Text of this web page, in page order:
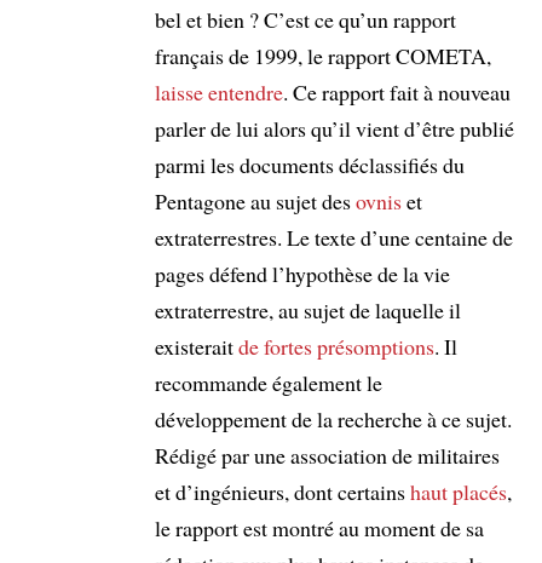
bel et bien ? C’est ce qu’un rapport
français de 1999, le rapport COMETA,
laisse entendre. Ce rapport fait à nouveau
parler de lui alors qu’il vient d’être publié
parmi les documents déclassifiés du
Pentagone au sujet desovniset
extraterrestres. Le texte d’une centaine de
pages défend l’hypothèse de la vie
extraterrestre, au sujet de laquelle il
existeraitde fortes présomptions. Il
recommande également le
développement de la recherche à ce sujet.
Rédigé par une association de militaires
et d’ingénieurs, dont certainshaut placés,
le rapport est montré au moment de sa